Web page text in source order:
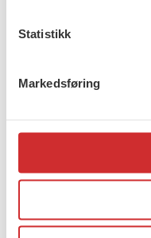
Statistikk
Markedsføring